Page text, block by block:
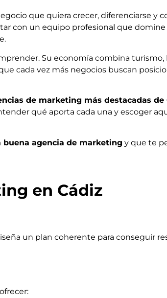
que quiera crecer, diferenciarse y
con un equipo profesional que domine
Su economía combina
cada vez más negocios buscan
de marketing más destacadas de
qué aporta cada una y escoger
agencia de marketing y que te
en Cádiz
un plan coherente para conseguir